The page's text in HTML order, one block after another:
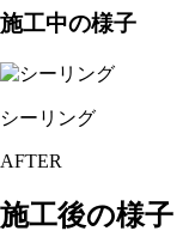
施工中の様子
シーリング
AFTER
施工後の様子